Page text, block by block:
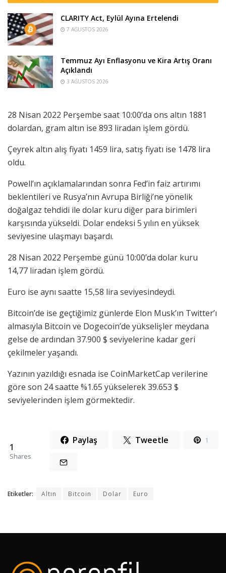
CLARITY Act, Eylül Ayına Ertelendi
7 AĞUSTOS 2026
Temmuz Ayı Enflasyonu ve Kira Artış Oranı
Açıklandı
3 AĞUSTOS 2026
28 Nisan 2022 Perşembe saat 10:00’da ons altın 1881
dolardan, gram altın ise 893 liradan işlem gördü.
Çeyrek altın alış fiyatı 1459 lira, satış fiyatı ise 1478 lira
oldu.
Powell’ın açıklamalarından sonra Fed’in faiz artırımı
beklentileri ve Rusya’nın Avrupa Birliği’ne yönelik
doğalgaz tehdidi ile dolar kuru diğer para birimleri
karşısında yükseldi. Dolar endeksi 5 yılın en yüksek
seviyesine ulaşmayı başardı.
28 Nisan 2022 Perşembe günü 10:00’da dolar kuru
14,77 liradan işlem gördü.
Euro ise aynı saatte 15,58 lira seviyesindeydi.
Bitcoin’de ise geçtiğimiz günlerde Elon Musk’ın Twitter’ı
almasıyla Bitcoin ve Dogecoin’de yükselişler meydana
gelse de ardından 37.900 $ seviyelerine kadar geri
çekilmeler yaşandı.
Yazının yazıldığı esnada ise CoinMarketCap verilerine
göre son 24 saatte %1.65 yükselerek 39.653 $
seviyelerinden işlem görmektedir.
1
Shares
Paylaş Tweetle 1
Etiketler: Altın Bitcoin Dolar Euro